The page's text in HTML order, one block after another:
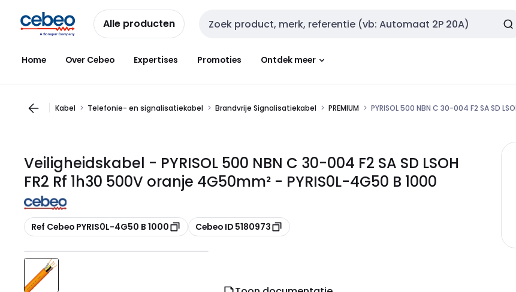
naar
navigatie
naar
inhoud
Alle producten Zoekveld invoer
Home Over Cebeo Expertises Promoties Ontdek meer
Kabel Telefonie- en signalisatiekabel Brandvrije Signalisatiekabel PREMIUM PYRISOL 500 NBN C 30-004 F2 SA SD
Veiligheidskabel - PYRISOL 500 NBN C 30-004 F2 SA SD LSOH
FR2 Rf 1h30 500V oranje 4G50mm² - PYRIS0L-4G50 B 1000
Kopiëren
Ref Cebeo PYRIS0L-4G50 B 1000 Kopiëren
Cebeo ID 5180973